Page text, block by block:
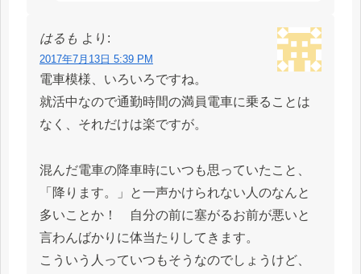
はるも より:
2017年7月13日 5:39 PM
電車模様、いろいろですね。
就活中なので通勤時間の満員電車に乗ることは
なく、それだけは楽ですが。
混んだ電車の降車時にいつも思っていたこと、
「降ります。」と一声かけられない人のなんと
多いことか！ 自分の前に塞がるお前が悪いと
言わんばかりに体当たりしてきます。
こういう人っていつもそうなのでしょうけど、